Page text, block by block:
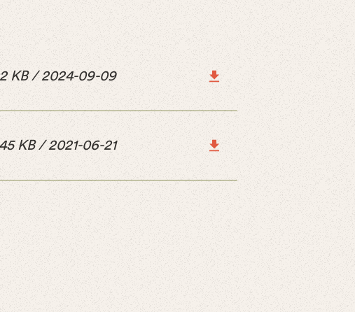
KB/ 2024-09-09
KB/ 2021-06-21